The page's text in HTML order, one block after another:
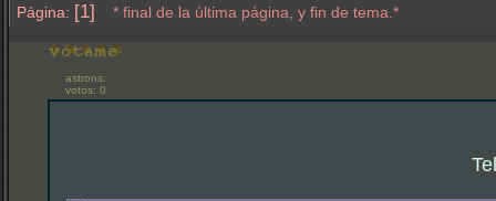
Página: [1] * final de la última página, y fin de tema.*
astrons:
votos: 0